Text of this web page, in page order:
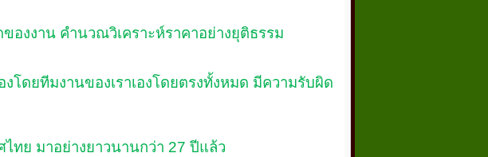
องงาน คำนวณวิเคราะห์ราคาอย่างยุติธรรม
โดยทีมงานของเราเองโดยตรงทั้งหมด มีความรับผิด
ไทย มาอย่างยาวนานกว่า 27 ปีแล้ว